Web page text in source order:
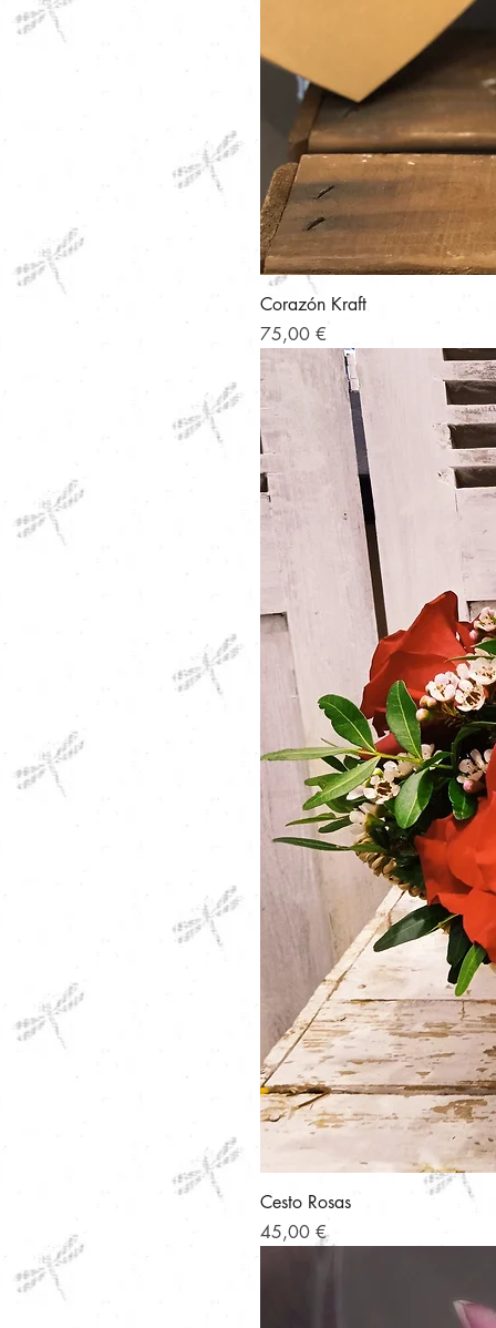
Corazón Kraft
Precio
75,00 €
Cesto Rosas
Precio
45,00 €